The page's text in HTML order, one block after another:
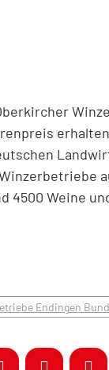
4500 Weine
Endingen